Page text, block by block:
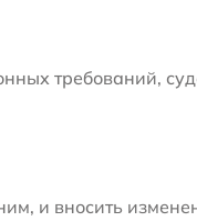
требований,
и вносить